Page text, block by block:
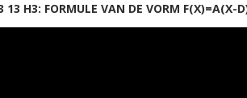
13 H3: FORMULE VAN DE VORM F(X)=A(X-